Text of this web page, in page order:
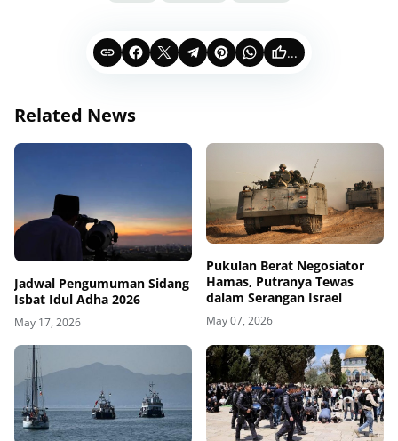
...
Related News
Jadwal Pengumuman Sidang
Isbat Idul Adha 2026
May 17, 2026
Pukulan Berat Negosiator
Hamas, Putranya Tewas
dalam Serangan Israel
May 07, 2026